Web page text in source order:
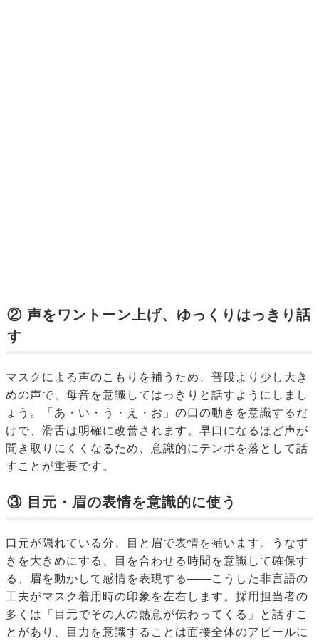
② 声をワントーン上げ、ゆっくりはっきり話
す
マスクによる声のこもりを補うため、普段より少し大き
めの声で、母音を意識してはっきりと話すようにしまし
ょう。「あ・い・う・え・お」の口の動きを意識するだ
けで、滑舌は明確に改善されます。早口になるほど声が
聞き取りにくくなるため、意識的にテンポを落として話
すことが重要です。
③ 目元・眉の表情を意識的に使う
口元が隠れている分、目と眉で表情を補います。うなず
きを大きめにする、目を合わせる時間を意識して確保す
る、眉を動かして感情を表現する——こうした非言語の
工夫がマスク着用時の印象を左右します。採用担当者の
多くは「目元でその人の熱意が伝わってくる」と話すこ
とがあり、目力を意識することは面接全体のアピールに